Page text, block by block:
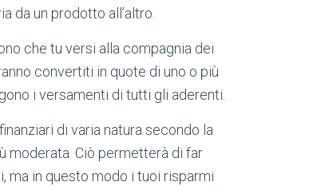
da un prodotto all’altro.
che tu versi alla compagnia dei
convertiti in quote di uno o più
i versamenti di tutti gli aderenti.
di varia natura secondo la
moderata. Ciò permetterà di far
ma in questo modo i tuoi risparmi